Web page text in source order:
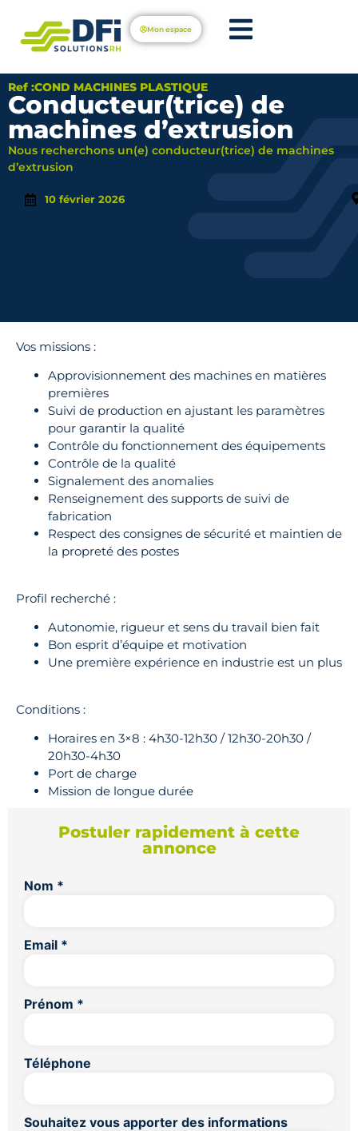
Mon espace
Ref :COND MACHINES PLASTIQUE
Conducteur(trice) de
machines d’extrusion
Nous recherchons un(e) conducteur(trice) de machines
d’extrusion
10 février 2026
Vos missions :
Approvisionnement des machines en matières
premières
Suivi de production en ajustant les paramètres
pour garantir la qualité
Contrôle du fonctionnement des équipements
Contrôle de la qualité
Signalement des anomalies
Renseignement des supports de suivi de
fabrication
Respect des consignes de sécurité et maintien de
la propreté des postes
Profil recherché :
Autonomie, rigueur et sens du travail bien fait
Bon esprit d’équipe et motivation
Une première expérience en industrie est un plus
Conditions :
Horaires en 3×8 : 4h30-12h30 / 12h30-20h30 /
20h30-4h30
Port de charge
Mission de longue durée
Postuler rapidement à cette
annonce
Nom *
Email *
Prénom *
Téléphone
Souhaitez vous apporter des informations